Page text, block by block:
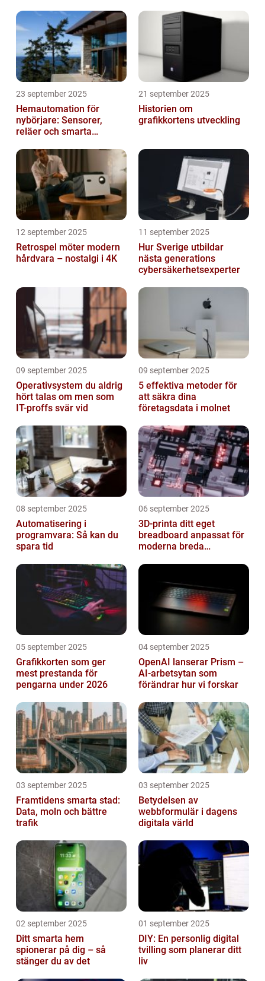
23 september 2025
Hemautomation för
nybörjare: Sensorer,
reläer och smarta
21 september 2025
Historien om
grafikkortens utveckling
12 september 2025
Retrospel möter modern
hårdvara – nostalgi i 4K
11 september 2025
Hur Sverige utbildar
nästa generations
cybersäkerhetsexperter
09 september 2025
Operativsystem du aldrig
hört talas om men som
IT-proffs svär vid
09 september 2025
5 effektiva metoder för
att säkra dina
företagsdata i molnet
08 september 2025
Automatisering i
programvara: Så kan du
spara tid
06 september 2025
3D-printa ditt eget
breadboard anpassat för
moderna breda
05 september 2025
Grafikkorten som ger
mest prestanda för
pengarna under 2026
04 september 2025
OpenAI lanserar Prism –
AI-arbetsytan som
förändrar hur vi forskar
03 september 2025
Framtidens smarta stad:
Data, moln och bättre
trafik
03 september 2025
Betydelsen av
webbformulär i dagens
digitala värld
02 september 2025
Ditt smarta hem
spionerar på dig – så
stänger du av det
01 september 2025
DIY: En personlig digital
tvilling som planerar ditt
liv